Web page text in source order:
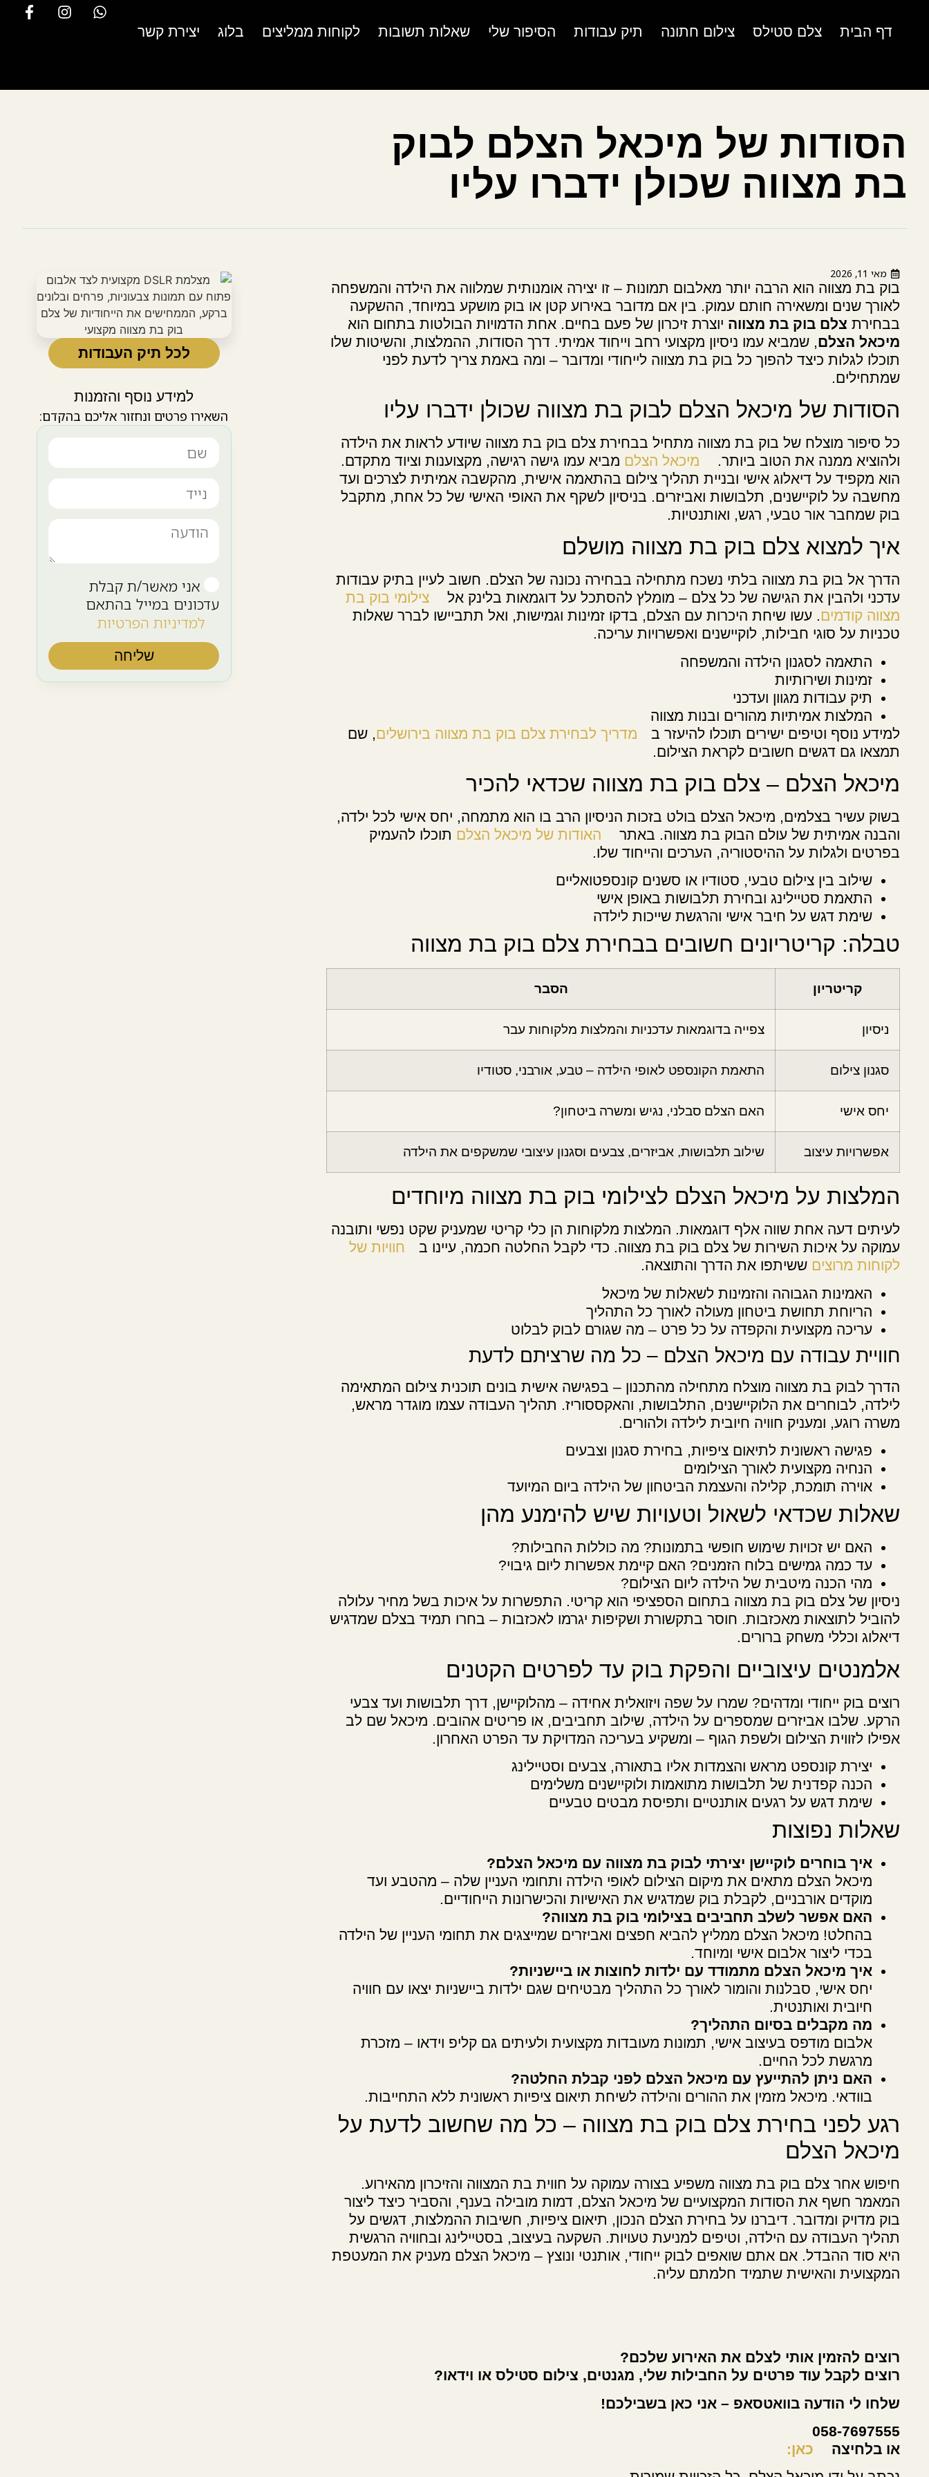
דף הבית צלם סטילס צילום חתונה תיק עבודות הסיפור שלי שאלות תשובות לקוחות ממליצים בלוג יצירת קשר
הסודות של מיכאל הצלם לבוק
בת מצווה שכולן ידברו עליו
מאי 11, 2026
בוק בת מצווה הוא הרבה יותר מאלבום תמונות – זו יצירה אומנותית שמלווה את הילדה והמשפחה
לאורך שנים ומשאירה חותם עמוק. בין אם מדובר באירוע קטן או בוק מושקע במיוחד, ההשקעה
בבחירת צלם בוק בת מצווה יוצרת זיכרון של פעם בחיים. אחת הדמויות הבולטות בתחום הוא
מיכאל הצלם , שמביא עמו ניסיון מקצועי רחב וייחוד אמיתי. דרך הסודות, ההמלצות, והשיטות שלו
תוכלו לגלות כיצד להפוך כל בוק בת מצווה לייחודי ומדובר – ומה באמת צריך לדעת לפני
שמתחילים.
הסודות של מיכאל הצלם לבוק בת מצווה שכולן ידברו עליו
כל סיפור מוצלח של בוק בת מצווה מתחיל בבחירת צלם בוק בת מצווה שיודע לראות את הילדה
ולהוציא ממנה את הטוב ביותר.
מיכאל הצלם מביא עמו גישה רגישה, מקצוענות וציוד מתקדם.
הוא מקפיד על דיאלוג אישי ובניית תהליך צילום בהתאמה אישית, מהקשבה אמיתית לצרכים ועד
מחשבה על לוקיישנים, תלבושות ואביזרים. בניסיון לשקף את האופי האישי של כל אחת, מתקבל
בוק שמחבר אור טבעי, רגש, ואותנטיות.
איך למצוא צלם בוק בת מצווה מושלם
הדרך אל בוק בת מצווה בלתי נשכח מתחילה בבחירה נכונה של הצלם. חשוב לעיין בתיק עבודות
עדכני ולהבין את הגישה של כל צלם – מומלץ להסתכל על דוגמאות בלינק אל
צילומי בוק בת
מצווה קודמים. עשו שיחת היכרות עם הצלם, בדקו זמינות וגמישות, ואל תתביישו לברר שאלות
טכניות על סוגי חבילות, לוקיישנים ואפשרויות עריכה.
התאמה לסגנון הילדה והמשפחה
זמינות ושירותיות
תיק עבודות מגוון ועדכני
המלצות אמיתיות מהורים ובנות מצווה
למידע נוסף וטיפים ישירים תוכלו להיעזר ב
מדריך לבחירת צלם בוק בת מצווה בירושלים, שם
תמצאו גם דגשים חשובים לקראת הצילום.
מיכאל הצלם – צלם בוק בת מצווה שכדאי להכיר
בשוק עשיר בצלמים, מיכאל הצלם בולט בזכות הניסיון הרב בו הוא מתמחה, יחס אישי לכל ילדה,
והבנה אמיתית של עולם הבוק בת מצווה. באתר
האודות של מיכאל הצלם תוכלו להעמיק
בפרטים ולגלות על ההיסטוריה, הערכים והייחוד שלו.
שילוב בין צילום טבעי, סטודיו או סשנים קונספטואליים
התאמת סטיילינג ובחירת תלבושות באופן אישי
שימת דגש על חיבר אישי והרגשת שייכות לילדה
טבלה: קריטריונים חשובים בבחירת צלם בוק בת מצווה
קריטריון הסבר
ניסיון צפייה בדוגמאות עדכניות והמלצות מלקוחות עבר
סגנון צילום התאמת הקונספט לאופי הילדה – טבע, אורבני, סטודיו
יחס אישי האם הצלם סבלני, נגיש ומשרה ביטחון?
אפשרויות עיצוב שילוב תלבושות, אביזרים, צבעים וסגנון עיצובי שמשקפים את הילדה
המלצות על מיכאל הצלם לצילומי בוק בת מצווה מיוחדים
לעיתים דעה אחת שווה אלף דוגמאות. המלצות מלקוחות הן כלי קריטי שמעניק שקט נפשי ותובנה
עמוקה על איכות השירות של צלם בוק בת מצווה. כדי לקבל החלטה חכמה, עיינו ב
חוויות של
לקוחות מרוצים ששיתפו את הדרך והתוצאה.
האמינות הגבוהה והזמינות לשאלות של מיכאל
הריוחת תחושת ביטחון מעולה לאורך כל התהליך
עריכה מקצועית והקפדה על כל פרט – מה שגורם לבוק לבלוט
חוויית עבודה עם מיכאל הצלם – כל מה שרציתם לדעת
הדרך לבוק בת מצווה מוצלח מתחילה מהתכנון – בפגישה אישית בונים תוכנית צילום המתאימה
לילדה, לבוחרים את הלוקיישנים, התלבושות, והאקססוריז. תהליך העבודה עצמו מוגדר מראש,
משרה רוגע, ומעניק חוויה חיובית לילדה ולהורים.
פגישה ראשונית לתיאום ציפיות, בחירת סגנון וצבעים
הנחיה מקצועית לאורך הצילומים
אוירה תומכת, קלילה והעצמת הביטחון של הילדה ביום המיועד
שאלות שכדאי לשאול וטעויות שיש להימנע מהן
האם יש זכויות שימוש חופשי בתמונות? מה כוללות החבילות?
עד כמה גמישים בלוח הזמנים? האם קיימת אפשרות ליום גיבוי?
מהי הכנה מיטבית של הילדה ליום הצילום?
ניסיון של צלם בוק בת מצווה בתחום הספציפי הוא קריטי. התפשרות על איכות בשל מחיר עלולה
להוביל לתוצאות מאכזבות. חוסר בתקשורת ושקיפות יגרמו לאכזבות – בחרו תמיד בצלם שמדגיש
דיאלוג וכללי משחק ברורים.
אלמנטים עיצוביים והפקת בוק עד לפרטים הקטנים
רוצים בוק ייחודי ומדהים? שמרו על שפה ויזואלית אחידה – מהלוקיישן, דרך תלבושות ועד צבעי
הרקע. שלבו אביזרים שמספרים על הילדה, שילוב תחביבים, או פריטים אהובים. מיכאל שם לב
אפילו לזווית הצילום ולשפת הגוף – ומשקיע בעריכה המדויקת עד הפרט האחרון.
יצירת קונספט מראש והצמדות אליו בתאורה, צבעים וסטיילינג
הכנה קפדנית של תלבושות מתואמות ולוקיישנים משלימים
שימת דגש על רגעים אותנטיים ותפיסת מבטים טבעיים
שאלות נפוצות
איך בוחרים לוקיישן יצירתי לבוק בת מצווה עם מיכאל הצלם?
מיכאל הצלם מתאים את מיקום הצילום לאופי הילדה ותחומי העניין שלה – מהטבע ועד
מוקדים אורבניים, לקבלת בוק שמדגיש את האישיות והכישרונות הייחודיים.
האם אפשר לשלב תחביבים בצילומי בוק בת מצווה?
בהחלט! מיכאל הצלם ממליץ להביא חפצים ואביזרים שמייצגים את תחומי העניין של הילדה
בכדי ליצור אלבום אישי ומיוחד.
איך מיכאל הצלם מתמודד עם ילדות לחוצות או ביישניות?
יחס אישי, סבלנות והומור לאורך כל התהליך מבטיחים שגם ילדות ביישניות יצאו עם חוויה
חיובית ואותנטית.
מה מקבלים בסיום התהליך?
אלבום מודפס בעיצוב אישי, תמונות מעובדות מקצועית ולעיתים גם קליפ וידאו – מזכרת
מרגשת לכל החיים.
האם ניתן להתייעץ עם מיכאל הצלם לפני קבלת החלטה?
בוודאי. מיכאל מזמין את ההורים והילדה לשיחת תיאום ציפיות ראשונית ללא התחייבות.
רגע לפני בחירת צלם בוק בת מצווה – כל מה שחשוב לדעת על
מיכאל הצלם
חיפוש אחר צלם בוק בת מצווה משפיע בצורה עמוקה על חווית בת המצווה והזיכרון מהאירוע.
המאמר חשף את הסודות המקצועיים של מיכאל הצלם, דמות מובילה בענף, והסביר כיצד ליצור
בוק מדויק ומדובר. דיברנו על בחירת הצלם הנכון, תיאום ציפיות, חשיבות ההמלצות, דגשים על
תהליך העבודה עם הילדה, וטיפים למניעת טעויות. השקעה בעיצוב, בסטיילינג ובחוויה הרגשית
היא סוד ההבדל. אם אתם שואפים לבוק ייחודי, אותנטי ונוצץ – מיכאל הצלם מעניק את המעטפת
המקצועית והאישית שתמיד חלמתם עליה.
רוצים להזמין אותי לצלם את האירוע שלכם?
רוצים לקבל עוד פרטים על החבילות שלי, מגנטים, צילום סטילס או וידאו?
שלחו לי הודעה בוואטסאפ – אני כאן בשבילכם!
058-7697555
או בלחיצה
כאן:
לכל תיק העבודות
למידע נוסף והזמנות
השאירו פרטים ונחזור אליכם בהקדם:
אני מאשר/ת קבלת
עדכונים במייל בהתאם
למדיניות הפרטיות
שליחה